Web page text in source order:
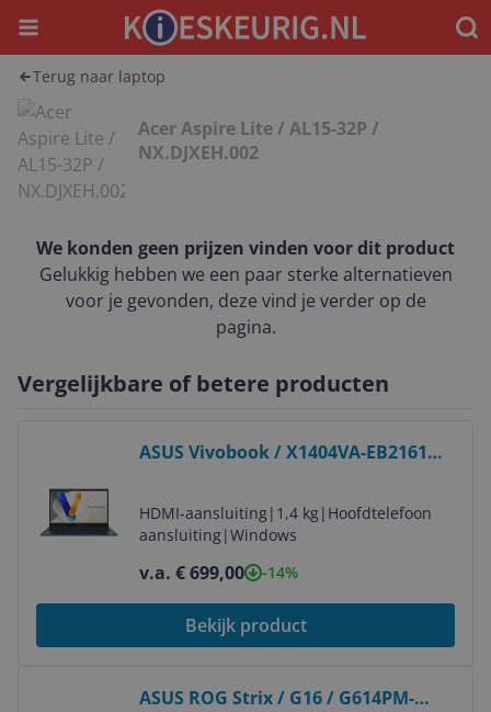
Menu
Terug naar laptop
Acer Aspire Lite / AL15-32P /
NX.DJXEH.002
We konden geen prijzen vinden voor dit product
Gelukkig hebben we een paar sterke alternatieven
voor je gevonden, deze vind je verder op de
pagina.
Vergelijkbare of betere producten
ASUS Vivobook / X1404VA-EB2161W
HDMI-aansluiting| 1,4 kg| Hoofdtelefoon
aansluiting|Windows
v.a. € 699,00 -14%
Bekijk product
ASUS ROG Strix / G16 / G614PM-